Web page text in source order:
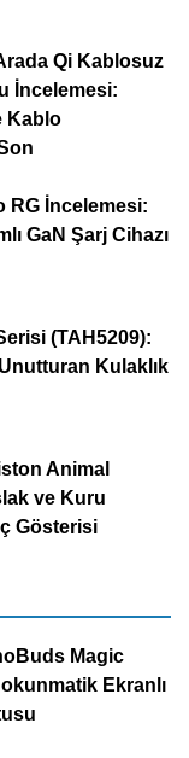
Qi Kablosuz
İncelemesi:
Kablo
RG İncelemesi:
GaN Şarj Cihazı
(TAH5209):
Kulaklık
Animal
ve Kuru
Gösterisi
Magic
Ekranlı